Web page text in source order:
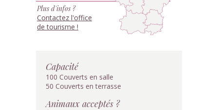
Plus d'infos ?
Contactez l'office
de tourisme !
Capacité
100 Couverts en salle
50 Couverts en terrasse
Animaux acceptés ?